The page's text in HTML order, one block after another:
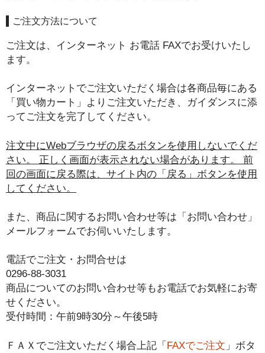
ご注文方法について
ご注文は、 インターネット お電話 FAXでお受けいたし
ます。
インターネットでご注文いただく場合は各商品毎にある
「買い物カート」よりご注文いただき、ガイダンスに添
ってご注文を完了してください。
注文中にWebブラウザの戻るボタンを使用しないでくだ
さい。 正しく画面が表示されない場合があります。 前
回の画面に戻る際は、サイト内の「戻る」ボタンを使用
してください。
また、商品に関するお問い合わせ等は「お問い合わせ」
メールフォームでお伺いいたします。
電話でご注文・お問合せは
0296-88-3031
商品についてのお問い合わせ等もお電話でお気軽にお寄
せください。
受付時間：午前9時30分～午後5時
ＦＡＸでご注文いただく場合上記「 FAXでご注文 」ボタ